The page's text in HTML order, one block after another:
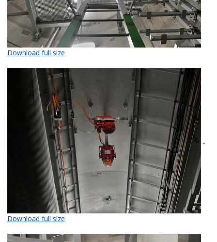
Download full size
Download full size